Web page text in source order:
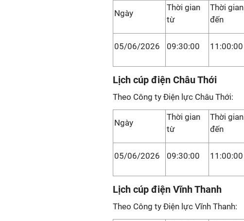
Ngày
Thời gian
từ
Thời gian
đến
05/06/2026 09:30:00 11:00:00
Lịch cúp điện Châu Thới
Theo Công ty Điện lực Châu Thới:
Ngày
Thời gian
từ
Thời gian
đến
05/06/2026 09:30:00 11:00:00
Lịch cúp điện Vĩnh Thanh
Theo Công ty Điện lực Vĩnh Thanh: